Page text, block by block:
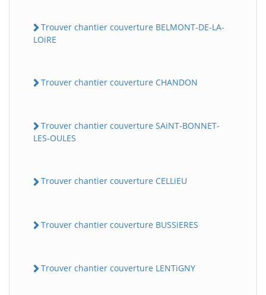
Trouver chantier couverture BELMONT-DE-LA-
LOiRE
Trouver chantier couverture CHANDON
Trouver chantier couverture SAiNT-BONNET-
LES-OULES
Trouver chantier couverture CELLiEU
Trouver chantier couverture BUSSiERES
Trouver chantier couverture LENTiGNY